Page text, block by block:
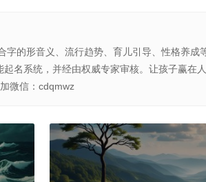
字的形音义、流行趋势、育儿引导、性格养成
起名系统，并经由权威专家审核。让孩子赢在
微信：cdqmwz